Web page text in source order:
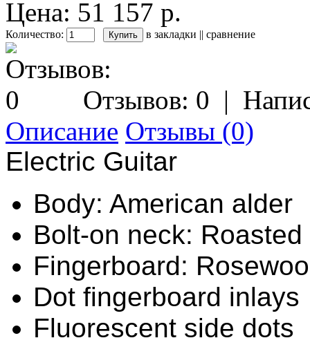
Цена: 51 157 р.
Количество: в закладки || сравнение
Отзывов: 0 |
Описание Отзывы (0)
Electric Guitar
Body: American alder
Bolt-on neck:
Fingerboard:
Dot fingerboard inlays
Fluorescent side dots